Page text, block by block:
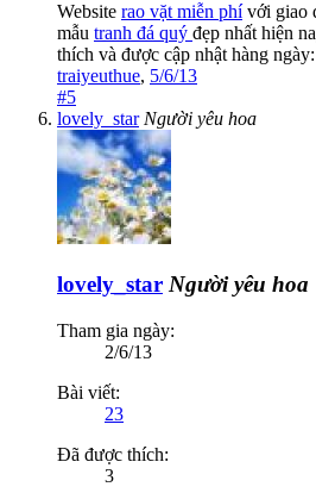
Website rao vặt miễn phí với giao
mẫu tranh đá quý đẹp nhất hiện
thích và được cập nhật hàng ngày:
traiyeuthue, 5/6/13
#5
lovely_star Người yêu hoa
lovely_star Người yêu hoa
Tham gia ngày:
2/6/13
Bài viết:
23
Đã được thích:
3